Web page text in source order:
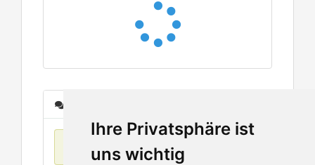
Ihre Privatsphäre ist
uns wichtig
No items found